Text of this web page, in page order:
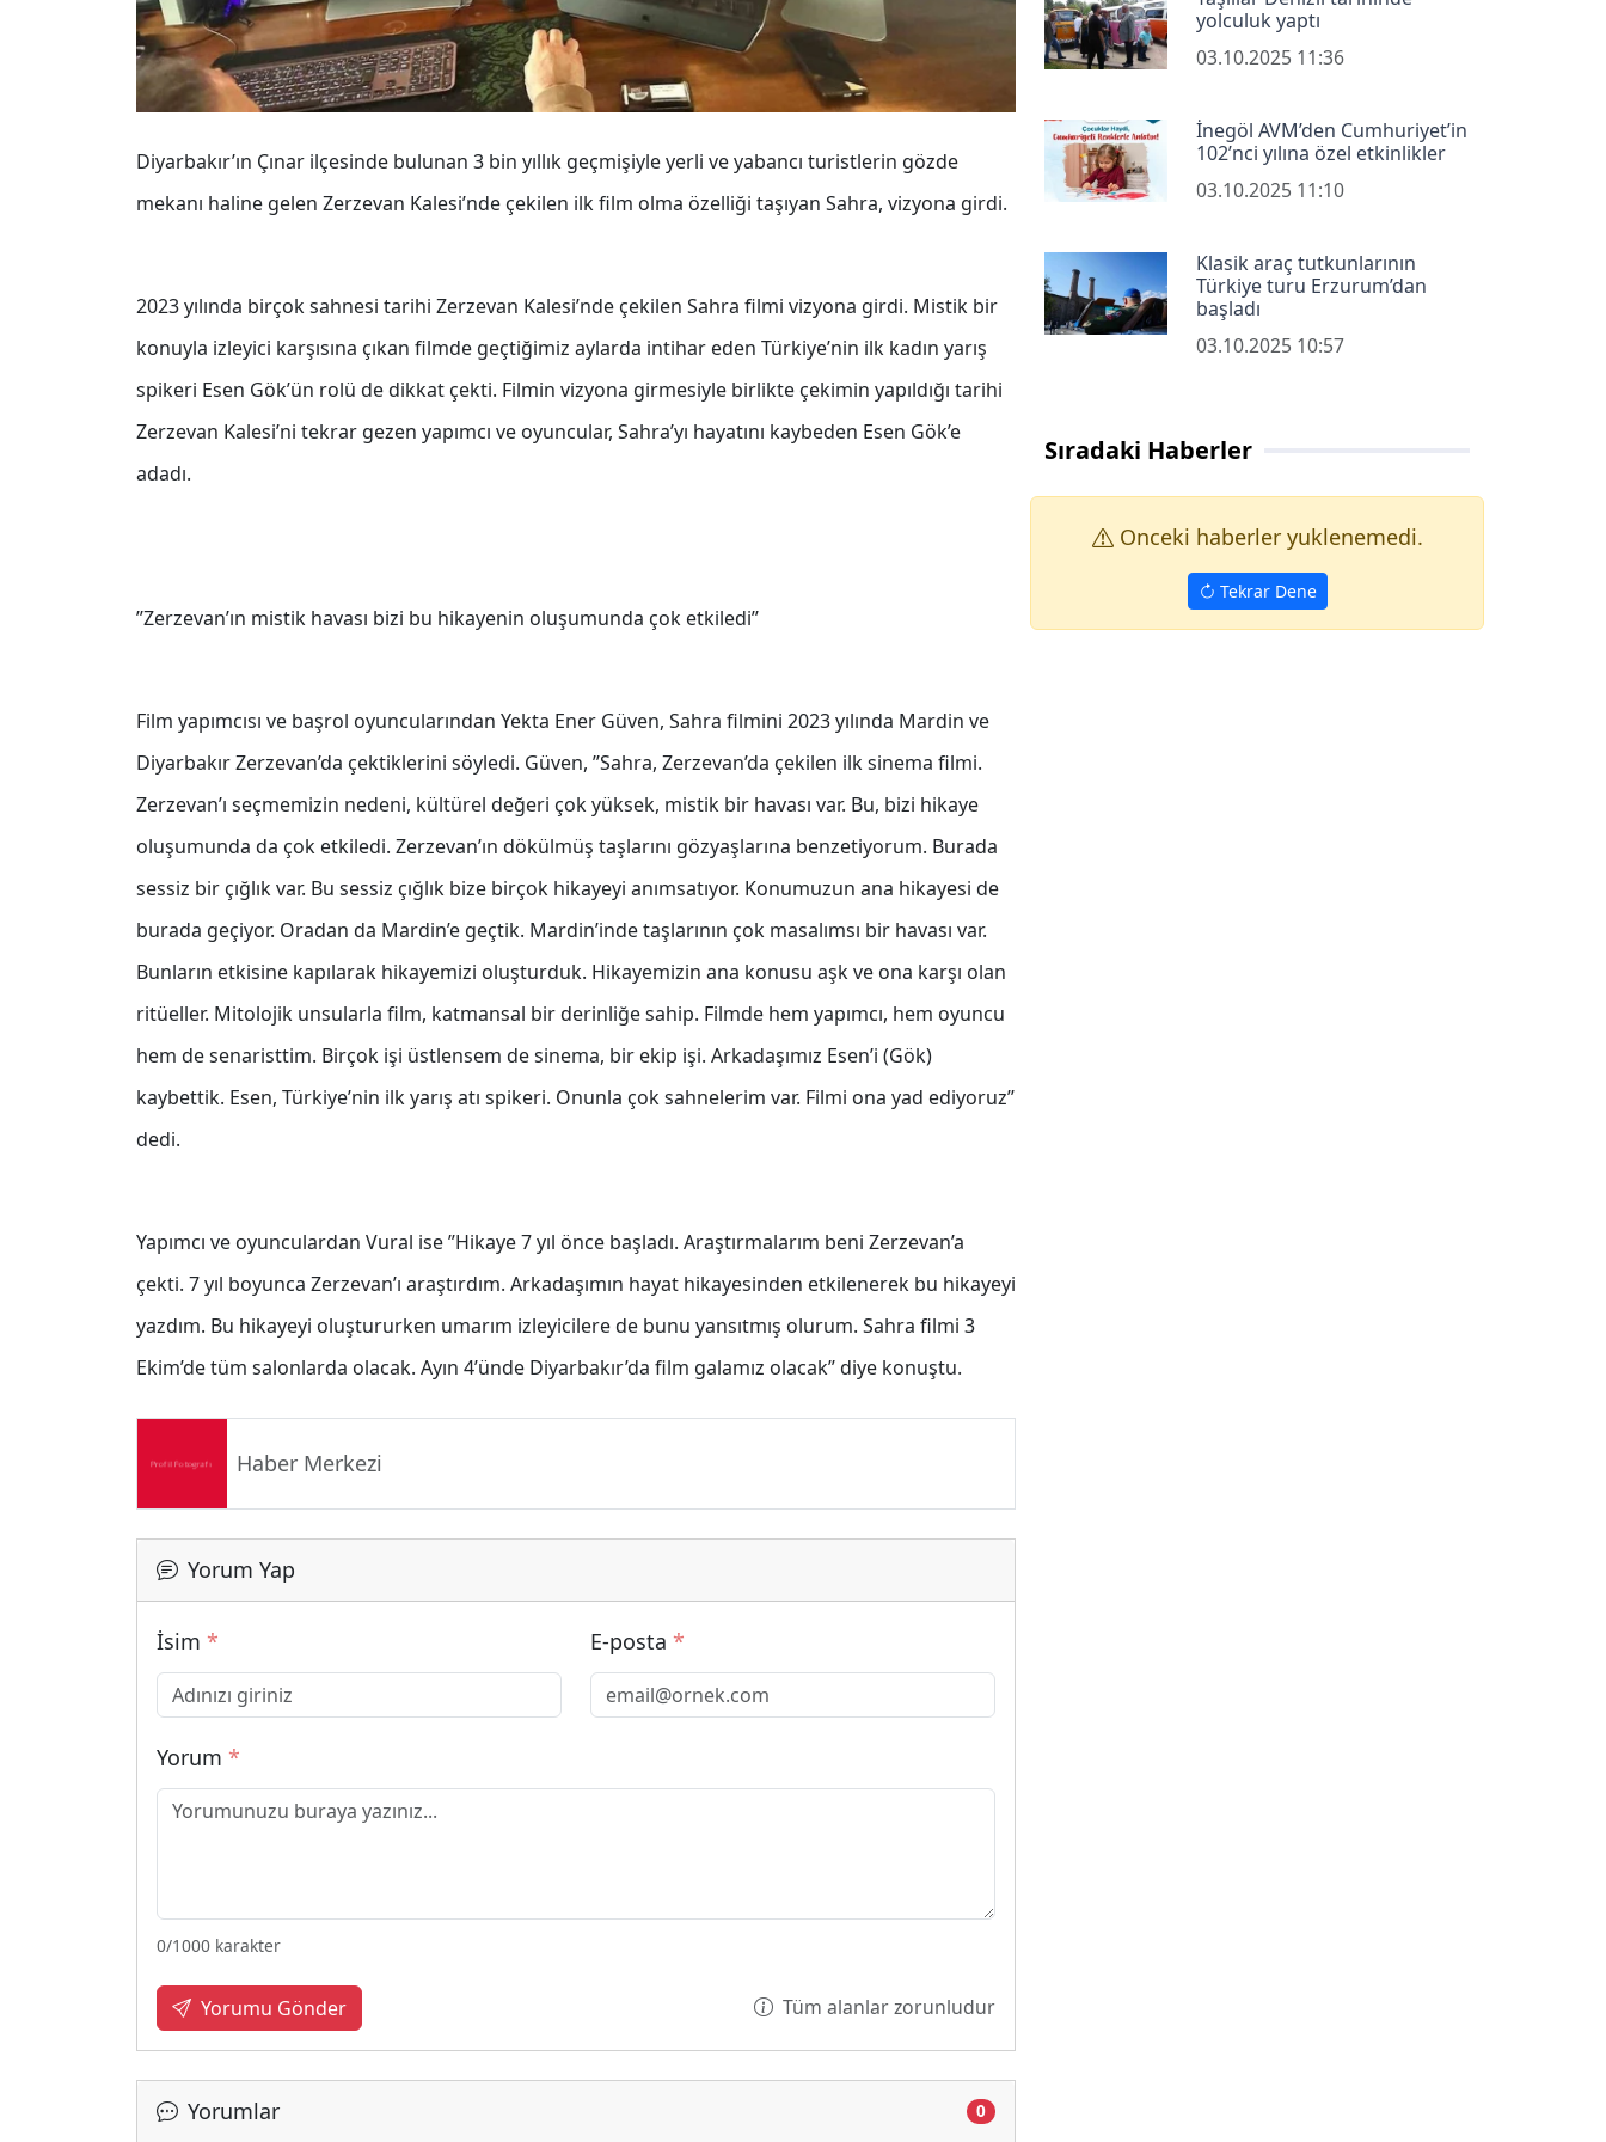
Diyarbakır’ın Çınar ilçesinde bulunan 3 bin yıllık geçmişiyle yerli ve yabancı turistlerin gözde
mekanı haline gelen Zerzevan Kalesi’nde çekilen ilk film olma özelliği taşıyan Sahra, vizyona girdi.
2023 yılında birçok sahnesi tarihi Zerzevan Kalesi’nde çekilen Sahra filmi vizyona girdi. Mistik bir
konuyla izleyici karşısına çıkan filmde geçtiğimiz aylarda intihar eden Türkiye’nin ilk kadın yarış
spikeri Esen Gök’ün rolü de dikkat çekti. Filmin vizyona girmesiyle birlikte çekimin yapıldığı tarihi
Zerzevan Kalesi’ni tekrar gezen yapımcı ve oyuncular, Sahra’yı hayatını kaybeden Esen Gök’e
adadı.
’’Zerzevan’ın mistik havası bizi bu hikayenin oluşumunda çok etkiledi’’
Film yapımcısı ve başrol oyuncularından Yekta Ener Güven, Sahra filmini 2023 yılında Mardin ve
Diyarbakır Zerzevan’da çektiklerini söyledi. Güven, ’’Sahra, Zerzevan’da çekilen ilk sinema filmi.
Zerzevan’ı seçmemizin nedeni, kültürel değeri çok yüksek, mistik bir havası var. Bu, bizi hikaye
oluşumunda da çok etkiledi. Zerzevan’ın dökülmüş taşlarını gözyaşlarına benzetiyorum. Burada
sessiz bir çığlık var. Bu sessiz çığlık bize birçok hikayeyi anımsatıyor. Konumuzun ana hikayesi de
burada geçiyor. Oradan da Mardin’e geçtik. Mardin’inde taşlarının çok masalımsı bir havası var.
Bunların etkisine kapılarak hikayemizi oluşturduk. Hikayemizin ana konusu aşk ve ona karşı olan
ritüeller. Mitolojik unsularla film, katmansal bir derinliğe sahip. Filmde hem yapımcı, hem oyuncu
hem de senaristtim. Birçok işi üstlensem de sinema, bir ekip işi. Arkadaşımız Esen’i (Gök)
kaybettik. Esen, Türkiye’nin ilk yarış atı spikeri. Onunla çok sahnelerim var. Filmi ona yad ediyoruz’’
dedi.
Yapımcı ve oyunculardan Vural ise ’’Hikaye 7 yıl önce başladı. Araştırmalarım beni Zerzevan’a
çekti. 7 yıl boyunca Zerzevan’ı araştırdım. Arkadaşımın hayat hikayesinden etkilenerek bu hikayeyi
yazdım. Bu hikayeyi oluştururken umarım izleyicilere de bunu yansıtmış olurum. Sahra filmi 3
Ekim’de tüm salonlarda olacak. Ayın 4’ünde Diyarbakır’da film galamız olacak’’ diye konuştu.
Haber Merkezi
Yorum Yap
İsim * E-posta *
Yorum *
0/1000 karakter
Yorumu Gönder Tüm alanlar zorunludur
Yorumlar 0
yolculuk yaptı
03.10.2025 11:36
İnegöl AVM’den Cumhuriyet’in
102’nci yılına özel etkinlikler
03.10.2025 11:10
Klasik araç tutkunlarının
Türkiye turu Erzurum’dan
başladı
03.10.2025 10:57
Sıradaki Haberler
Onceki haberler yuklenemedi.
Tekrar Dene